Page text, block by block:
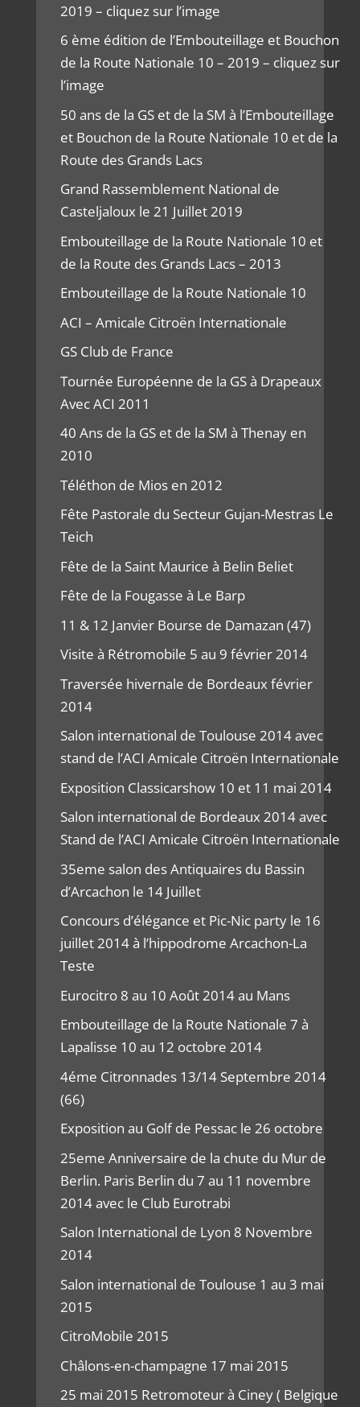
2019 – cliquez sur l’image
6 ème édition de l’Embouteillage et Bouchon
de la Route Nationale 10 – 2019 – cliquez sur
l’image
50 ans de la GS et de la SM à l’Embouteillage
et Bouchon de la Route Nationale 10 et de la
Route des Grands Lacs
Grand Rassemblement National de
Casteljaloux le 21 Juillet 2019
Embouteillage de la Route Nationale 10 et
de la Route des Grands Lacs – 2013
Embouteillage de la Route Nationale 10
ACI – Amicale Citroën Internationale
GS Club de France
Tournée Européenne de la GS à Drapeaux
Avec ACI 2011
40 Ans de la GS et de la SM à Thenay en
2010
Téléthon de Mios en 2012
Fête Pastorale du Secteur Gujan-Mestras Le
Teich
Fête de la Saint Maurice à Belin Beliet
Fête de la Fougasse à Le Barp
11 & 12 Janvier Bourse de Damazan (47)
Visite à Rétromobile 5 au 9 février 2014
Traversée hivernale de Bordeaux février
2014
Salon international de Toulouse 2014 avec
stand de l’ACI Amicale Citroën Internationale
Exposition Classicarshow 10 et 11 mai 2014
Salon international de Bordeaux 2014 avec
Stand de l’ACI Amicale Citroën Internationale
35eme salon des Antiquaires du Bassin
d’Arcachon le 14 Juillet
Concours d’élégance et Pic-Nic party le 16
juillet 2014 à l’hippodrome Arcachon-La
Teste
Eurocitro 8 au 10 Août 2014 au Mans
Embouteillage de la Route Nationale 7 à
Lapalisse 10 au 12 octobre 2014
4éme Citronnades 13/14 Septembre 2014
(66)
Exposition au Golf de Pessac le 26 octobre
25eme Anniversaire de la chute du Mur de
Berlin. Paris Berlin du 7 au 11 novembre
2014 avec le Club Eurotrabi
Salon International de Lyon 8 Novembre
2014
Salon international de Toulouse 1 au 3 mai
2015
CitroMobile 2015
Châlons-en-champagne 17 mai 2015
25 mai 2015 Retromoteur à Ciney ( Belgique